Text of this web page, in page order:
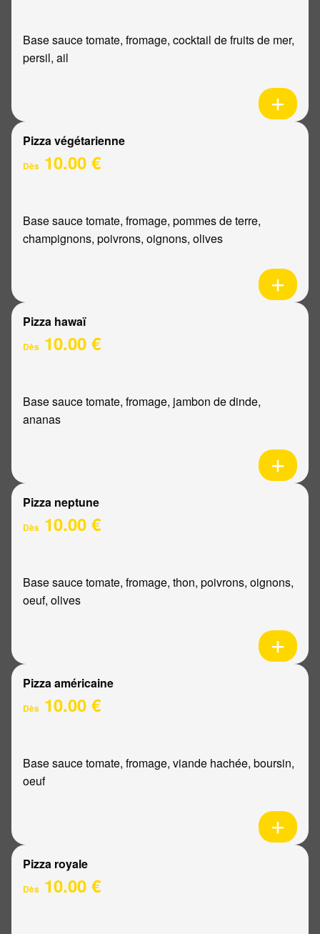
Base sauce tomate, fromage, cocktail de fruits de mer,
persil, ail
Pizza végétarienne
Dès 10.00 €
Base sauce tomate, fromage, pommes de terre,
champignons, poivrons, oignons, olives
Pizza hawaï
Dès 10.00 €
Base sauce tomate, fromage, jambon de dinde,
ananas
Pizza neptune
Dès 10.00 €
Base sauce tomate, fromage, thon, poivrons, oignons,
oeuf, olives
Pizza américaine
Dès 10.00 €
Base sauce tomate, fromage, viande hachée, boursin,
oeuf
Pizza royale
Dès 10.00 €